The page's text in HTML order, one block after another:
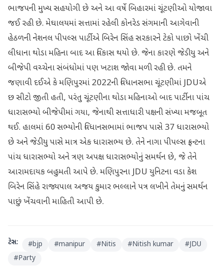
ભાજપની મુખ્ય સહયોગી છે અને આ વર્ષે બિહારમાં ચૂંટણીઓ યોજાવા
જઈ રહી છે. મેઘાલયમાં સત્તામાં રહેલી કોનરેડ સંગમાની આગેવાની
હેઠળની નેશનલ પીપલ્સ પાર્ટીએ બિરેન સિંહ સરકારને ટેકો પાછો ખેંચી
લીધાના થોડા મહિના બાદ આ વિકાસ થયો છે. જેના કારણે જેડીયુ અને
બીજેપી વચ્ચેના સંબંધોમાં પણ ખટાશ જોવા મળી રહી છે. તમને
જણાવી દઈએ કે મણિપુરમાં 2022ની વિધાનસભા ચૂંટણીમાં JDUએ
છ સીટો જીતી હતી, પરંતુ ચૂંટણીના થોડા મહિનાઓ બાદ પાર્ટીના પાંચ
ધારાસભ્યો બીજેપીમાં ગયા, જેનાથી સત્તાધારી પક્ષની સંખ્યા મજબૂત
થઈ. હાલમાં 60 સભ્યોની વિધાનસભામાં ભાજપ પાસે 37 ધારાસભ્યો
છે અને જેડીયુ પાસે માત્ર એક ધારાસભ્ય છે. તેને નાગા પીપલ્સ ફ્રન્ટના
પાંચ ધારાસભ્યો અને ત્રણ અપક્ષ ધારાસભ્યોનું સમર્થન છે, જે તેને
આરામદાયક બહુમતી આપે છે. મણિપુરના JDU યુનિટના વડા કેશ
બિરેન સિંહે રાજ્યપાલ અજય કુમાર ભલ્લાને પત્ર લખીને તેમનું સમર્થન
પાછું ખેંચવાની માહિતી આપી છે.
ટેગ્સ: #bjp #manipur #Nitis #Nitish kumar #JDU
#Party